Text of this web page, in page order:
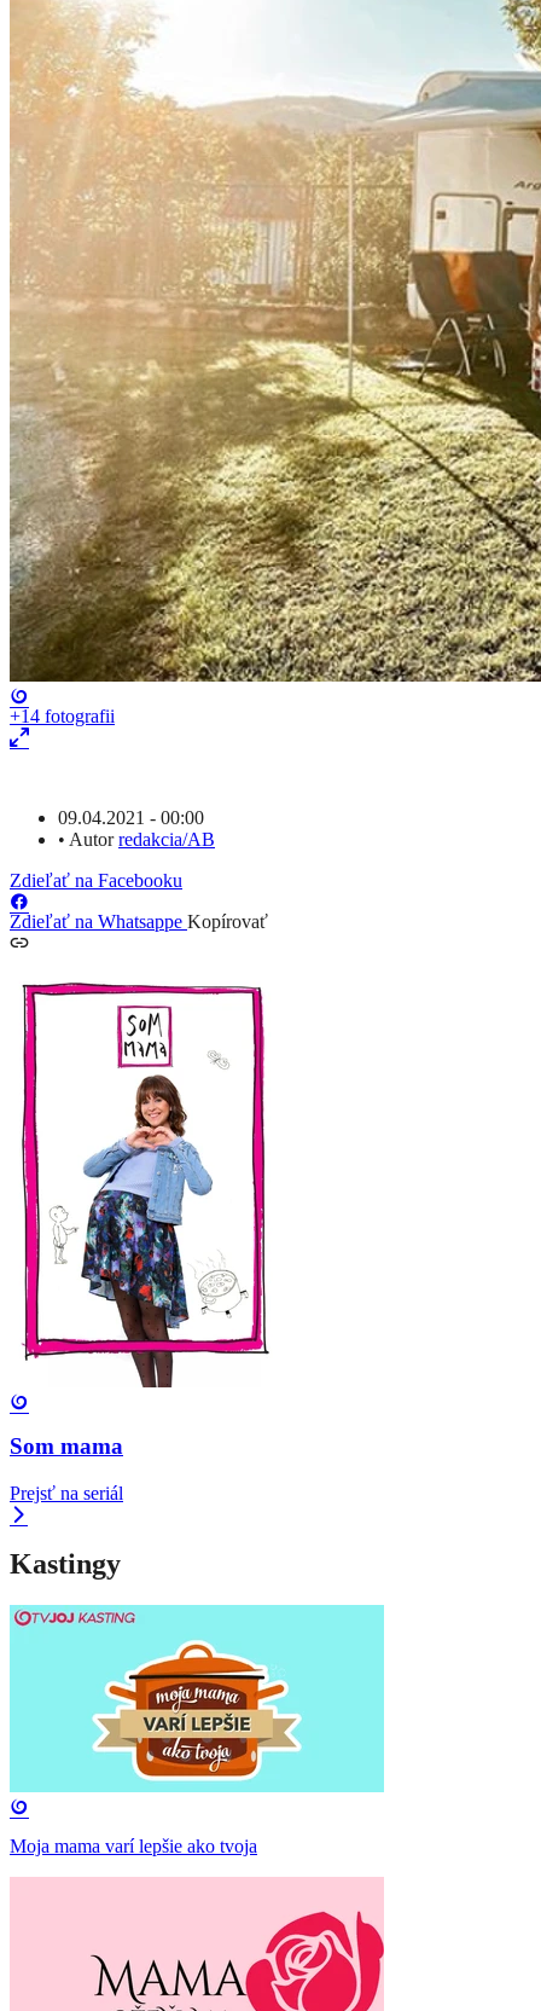
+14 fotografii
09.04.2021 - 00:00
• Autorredakcia/AB
Zdieľať na Facebooku
Zdieľať na Whatsappe Kopírovať
Som mama
Prejsť na seriál
Kastingy
Moja mama varí lepšie ako tvoja